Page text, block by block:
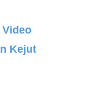
Video
Kejut